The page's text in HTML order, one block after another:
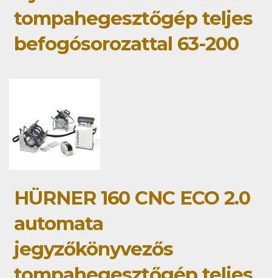
tompahegesztőgép teljes
befogósorozattal 63-200
HÜRNER 160 CNC ECO 2.0
automata
jegyzőkönyvezős